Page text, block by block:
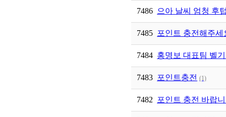
7486 으아 날씨 엄청 후
7485 포인트 충전해주세
7484 홍명보 대표팀 벨
7483 포인트충전 (1)
7482 포인트 충전 바랍